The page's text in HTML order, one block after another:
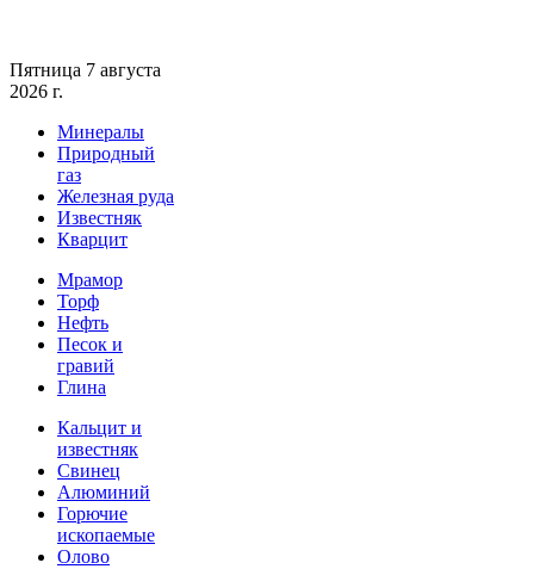
Пятница 7 августа
2026 г.
Минералы
Природный
газ
Железная руда
Известняк
Кварцит
Мрамор
Торф
Нефть
Песок и
гравий
Глина
Кальцит и
известняк
Свинец
Алюминий
Горючие
ископаемые
Олово